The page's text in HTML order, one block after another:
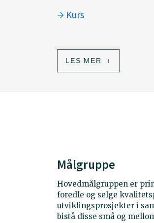
Kurs
LES MER
Målgruppe
Hovedmålgruppen er
foredle og selge
utviklingsprosjekter i
bistå disse små og